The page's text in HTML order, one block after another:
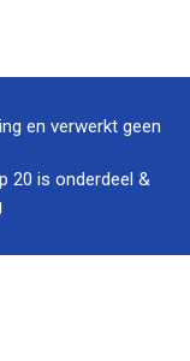
en verwerkt geen
20 is onderdeel &